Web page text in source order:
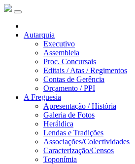
Autarquia
Executivo
Assembleia
Proc. Concursais
Editais / Atas / Regimentos
Contas de Gerência
Orçamento / PPI
A Freguesia
Apresentação / História
Galeria de Fotos
Heráldica
Lendas e Tradições
Associações/Colectividades
Caracterização/Censos
Toponímia